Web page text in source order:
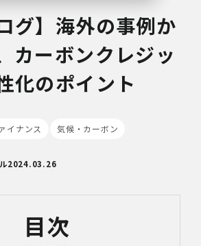
グ】海外の事例か
カーボンクレジッ
化のポイント
イナンス 気候・カーボン
2024.03.26
目次